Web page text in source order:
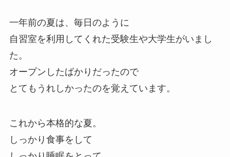
一年前の夏は、毎日のように
自習室を利用してくれた受験生や大学生がいまし
た。
オープンしたばかりだったので
とてもうれしかったのを覚えています。
これから本格的な夏。
しっかり食事をして